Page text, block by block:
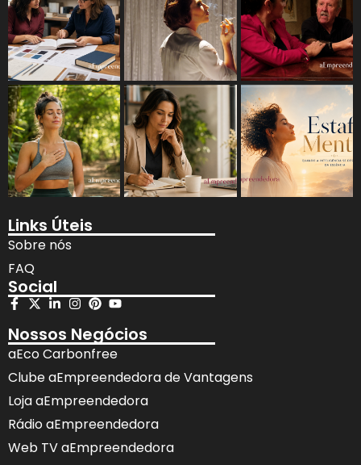
Links Úteis
Sobre nós
FAQ
Social
Nossos Negócios
aEco Carbonfree
Clube aEmpreendedora de Vantagens
Loja aEmpreendedora
Rádio aEmpreendedora
Web TV aEmpreendedora